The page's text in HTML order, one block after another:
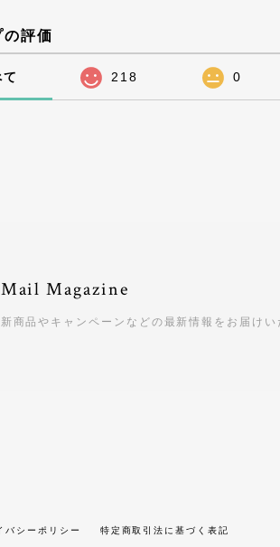
の評価
218 0
Mail Magazine
新商品やキャンペーンなどの最新情報をお届けい
バシーポリシー 特定商取引法に基づく表記